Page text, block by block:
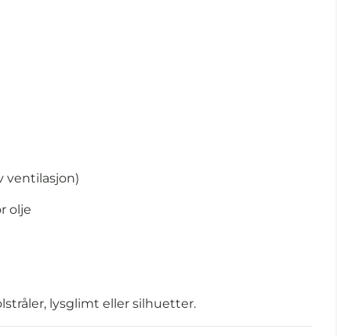
ventilasjon)
olje
lysglimt eller silhuetter.